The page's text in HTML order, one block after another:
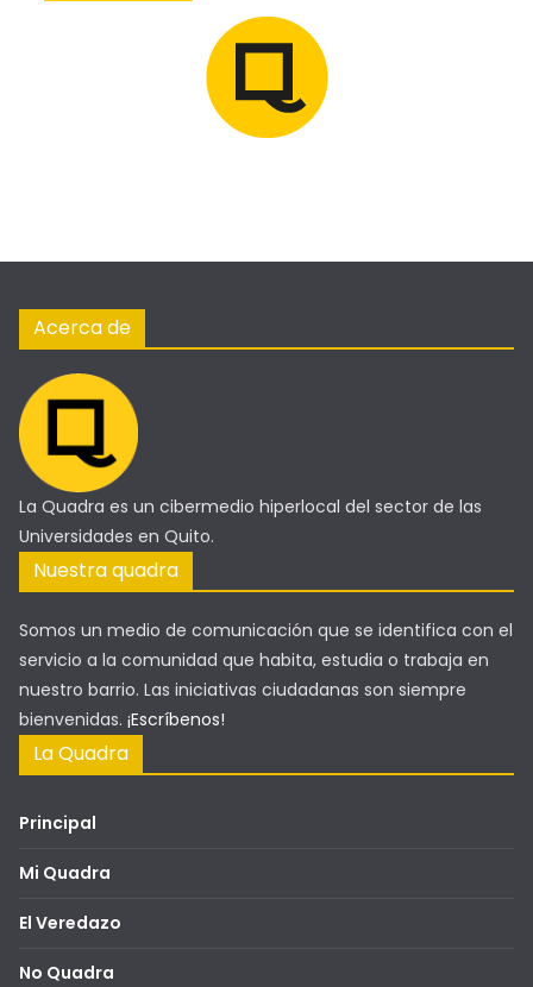
Acerca de
La Quadra es un cibermedio hiperlocal del sector de las
Universidades en Quito.
Nuestra quadra
Somos un medio de comunicación que se identifica con el
servicio a la comunidad que habita, estudia o trabaja en
nuestro barrio. Las iniciativas ciudadanas son siempre
bienvenidas. ¡Escríbenos!
La Quadra
Principal
Mi Quadra
El Veredazo
No Quadra